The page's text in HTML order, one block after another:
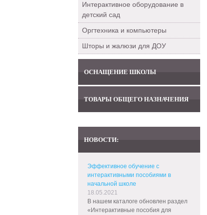
Интерактивное оборудование в
детский сад
Оргтехника и компьютеры
Шторы и жалюзи для ДОУ
ОСНАЩЕНИЕ ШКОЛЫ
ТОВАРЫ ОБЩЕГО НАЗНАЧЕНИЯ
НОВОСТИ:
Эффективное обучение с
интерактивными пособиями в
начальной школе
18.05.2021
В нашем каталоге обновлен раздел
«Интерактивные пособия для